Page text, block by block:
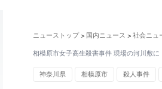
ニューストップ > 国内ニュース > 社会ニュ
相模原市女子高生殺害事件 現場の河川敷に
神奈川県 相模原市 殺人事件